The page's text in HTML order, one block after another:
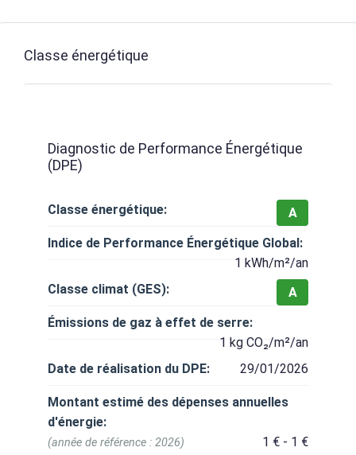
Classe énergétique
Diagnostic de Performance Énergétique
(DPE)
Classe énergétique:
A
Indice de Performance Énergétique Global:
1 kWh/m²/an
Classe climat (GES):
A
Émissions de gaz à effet de serre:
1 kg CO₂/m²/an
Date de réalisation du DPE:
29/01/2026
Montant estimé des dépenses annuelles
d'énergie:
1 € - 1 €
(année de référence : 2026)